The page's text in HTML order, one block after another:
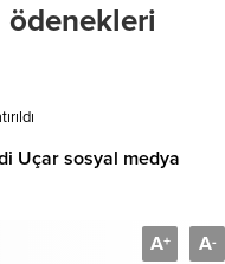
Uçar sosyal medya
A+ A-